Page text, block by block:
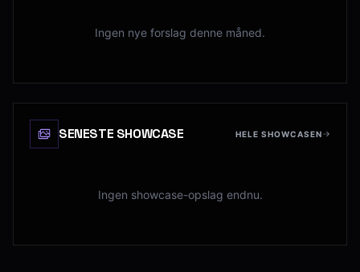
Ingen nye forslag denne måned.
SENESTE SHOWCASE HELE SHOWCASEN
Ingen showcase-opslag endnu.